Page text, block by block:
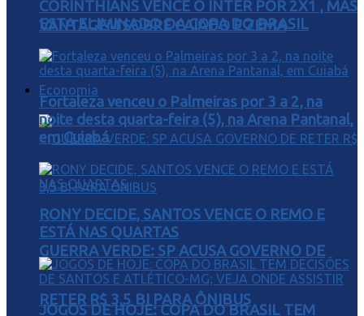
VANTAGEM SOBRE CAIADO E ZEMA
Economia
GUERRA VERDE: SP ACUSA GOVERNO DE
RETER R$ 3,5 BI PARA ÔNIBUS
CORINTHIANS VENCE O INTER POR 2X1 , MAS
ESTA ELIMINADO DA COPA DO BRASIL
Fortaleza venceu o Palmeiras por 3 a 2, na
noite desta quarta-feira (5), na Arena Pantanal,
em Cuiabá
RONY DECIDE, SANTOS VENCE O REMO E
ESTÁ NAS QUARTAS
JOGOS DE HOJE: COPA DO BRASIL TEM